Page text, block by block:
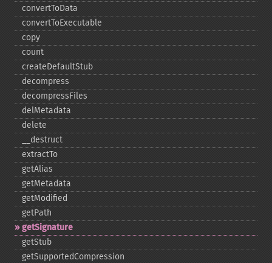
convertToData
convertToExecutable
copy
count
createDefaultStub
decompress
decompressFiles
delMetadata
delete
_​_​destruct
extractTo
getAlias
getMetadata
getModified
getPath
getSignature
getStub
getSupportedCompression